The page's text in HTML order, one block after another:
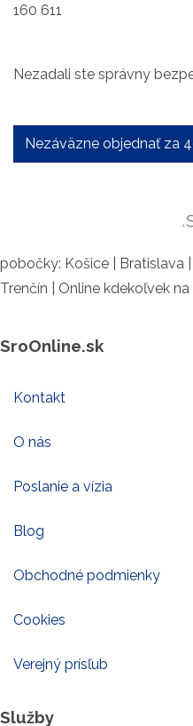
160 611
Nezadali ste správny
Nezáväzne objednať za
pobočky: Košice | Bratislava |
Trenčín | Online kdekoľvek
SroOnline.sk
Kontakt
O nás
Poslanie a vízia
Blog
Obchodné podmienky
Cookies
Verejný prísľub
Služby